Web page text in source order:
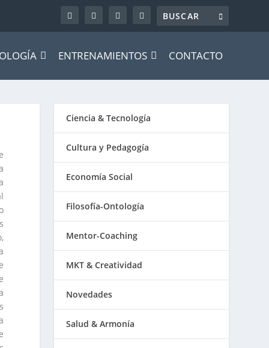
ENTRENAMIENTOS CONTACTO
Ciencia & Tecnología
Cultura y Pedagogía
Economía Social
Filosofía-Ontología
Mentor-Coaching
MKT & Creatividad
Novedades
Salud & Armonía